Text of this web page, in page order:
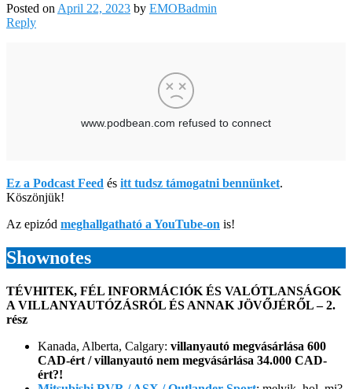
Posted on April 22, 2023 by EMOBadmin
Reply
Ez a Podcast Feed és itt tudsz támogatni bennünket.
Köszönjük!
Az epizód meghallgatható a YouTube-on is!
Shownotes
TÉVHITEK, FÉL INFORMÁCIÓK ÉS VALÓTLANSÁGOK
A VILLANYAUTÓZÁSRÓL ÉS ANNAK JÖVŐJÉRŐL – 2.
rész
Kanada, Alberta, Calgary: villanyautó megvásárlása 600
CAD-ért / villanyautó nem megvásárlása 34.000 CAD-
ért?!